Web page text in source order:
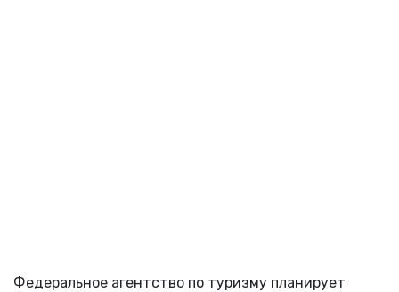
Федеральное агентство по туризму планирует